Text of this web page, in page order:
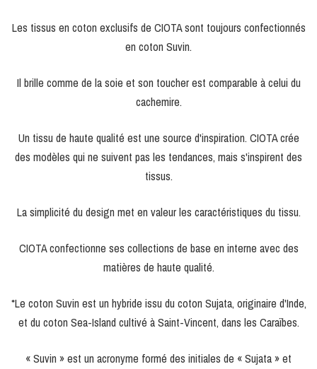
Les tissus en coton exclusifs de CIOTA sont toujours confectionnés
en coton Suvin.
Il brille comme de la soie et son toucher est comparable à celui du
cachemire.
Un tissu de haute qualité est une source d'inspiration. CIOTA crée
des modèles qui ne suivent pas les tendances, mais s'inspirent des
tissus.
La simplicité du design met en valeur les caractéristiques du tissu.
CIOTA confectionne ses collections de base en interne avec des
matières de haute qualité.
*Le coton Suvin est un hybride issu du coton Sujata, originaire d'Inde,
et du coton Sea-Island cultivé à Saint-Vincent, dans les Caraïbes.
« Suvin » est un acronyme formé des initiales de « Sujata » et